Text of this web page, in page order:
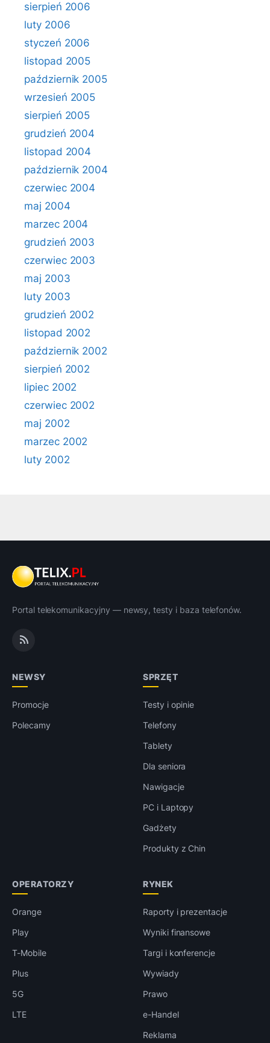
sierpień 2006
luty 2006
styczeń 2006
listopad 2005
październik 2005
wrzesień 2005
sierpień 2005
grudzień 2004
listopad 2004
październik 2004
czerwiec 2004
maj 2004
marzec 2004
grudzień 2003
czerwiec 2003
maj 2003
luty 2003
grudzień 2002
listopad 2002
październik 2002
sierpień 2002
lipiec 2002
czerwiec 2002
maj 2002
marzec 2002
luty 2002
Portal telekomunikacyjny — newsy, testy i baza telefonów.
NEWSY
Promocje
Polecamy
SPRZĘT
Testy i opinie
Telefony
Tablety
Dla seniora
Nawigacje
PC i Laptopy
Gadżety
Produkty z Chin
OPERATORZY
Orange
Play
T-Mobile
Plus
5G
LTE
RYNEK
Raporty i prezentacje
Wyniki finansowe
Targi i konferencje
Wywiady
Prawo
e-Handel
Reklama